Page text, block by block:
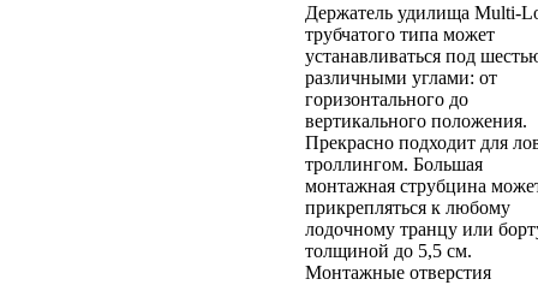
Держатель удилища Multi-
трубчатого типа может
устанавливаться под
различными углами: от
горизонтального до
вертикального положения.
Прекрасно подходит для
троллингом. Большая
монтажная струбцина
прикрепляться к любому
лодочному транцу или
толщиной до 5,5 см.
Монтажные отверстия